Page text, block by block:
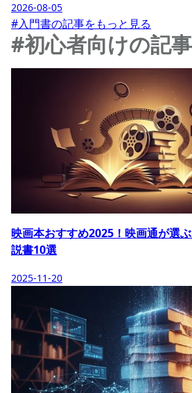
2026-08-05
#入門書の記事をもっと見る
#初心者向けの記事
映画本おすすめ2025！映画通が選
説書10選
2025-11-20